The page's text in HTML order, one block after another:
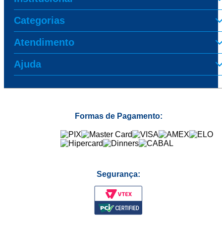
Categorias
Atendimento
Ajuda
Formas de Pagamento:
Segurança: